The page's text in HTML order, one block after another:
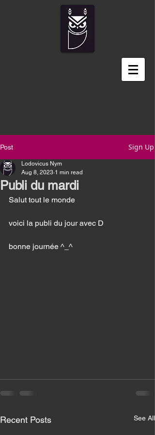
Post Sign Up
Publi du mardi
Lodovicus Nym
Aug 8, 2023 1 min read
Salut tout le monde
voici la publi du jour avec D
bonne journée ^_^
Recent Posts See All